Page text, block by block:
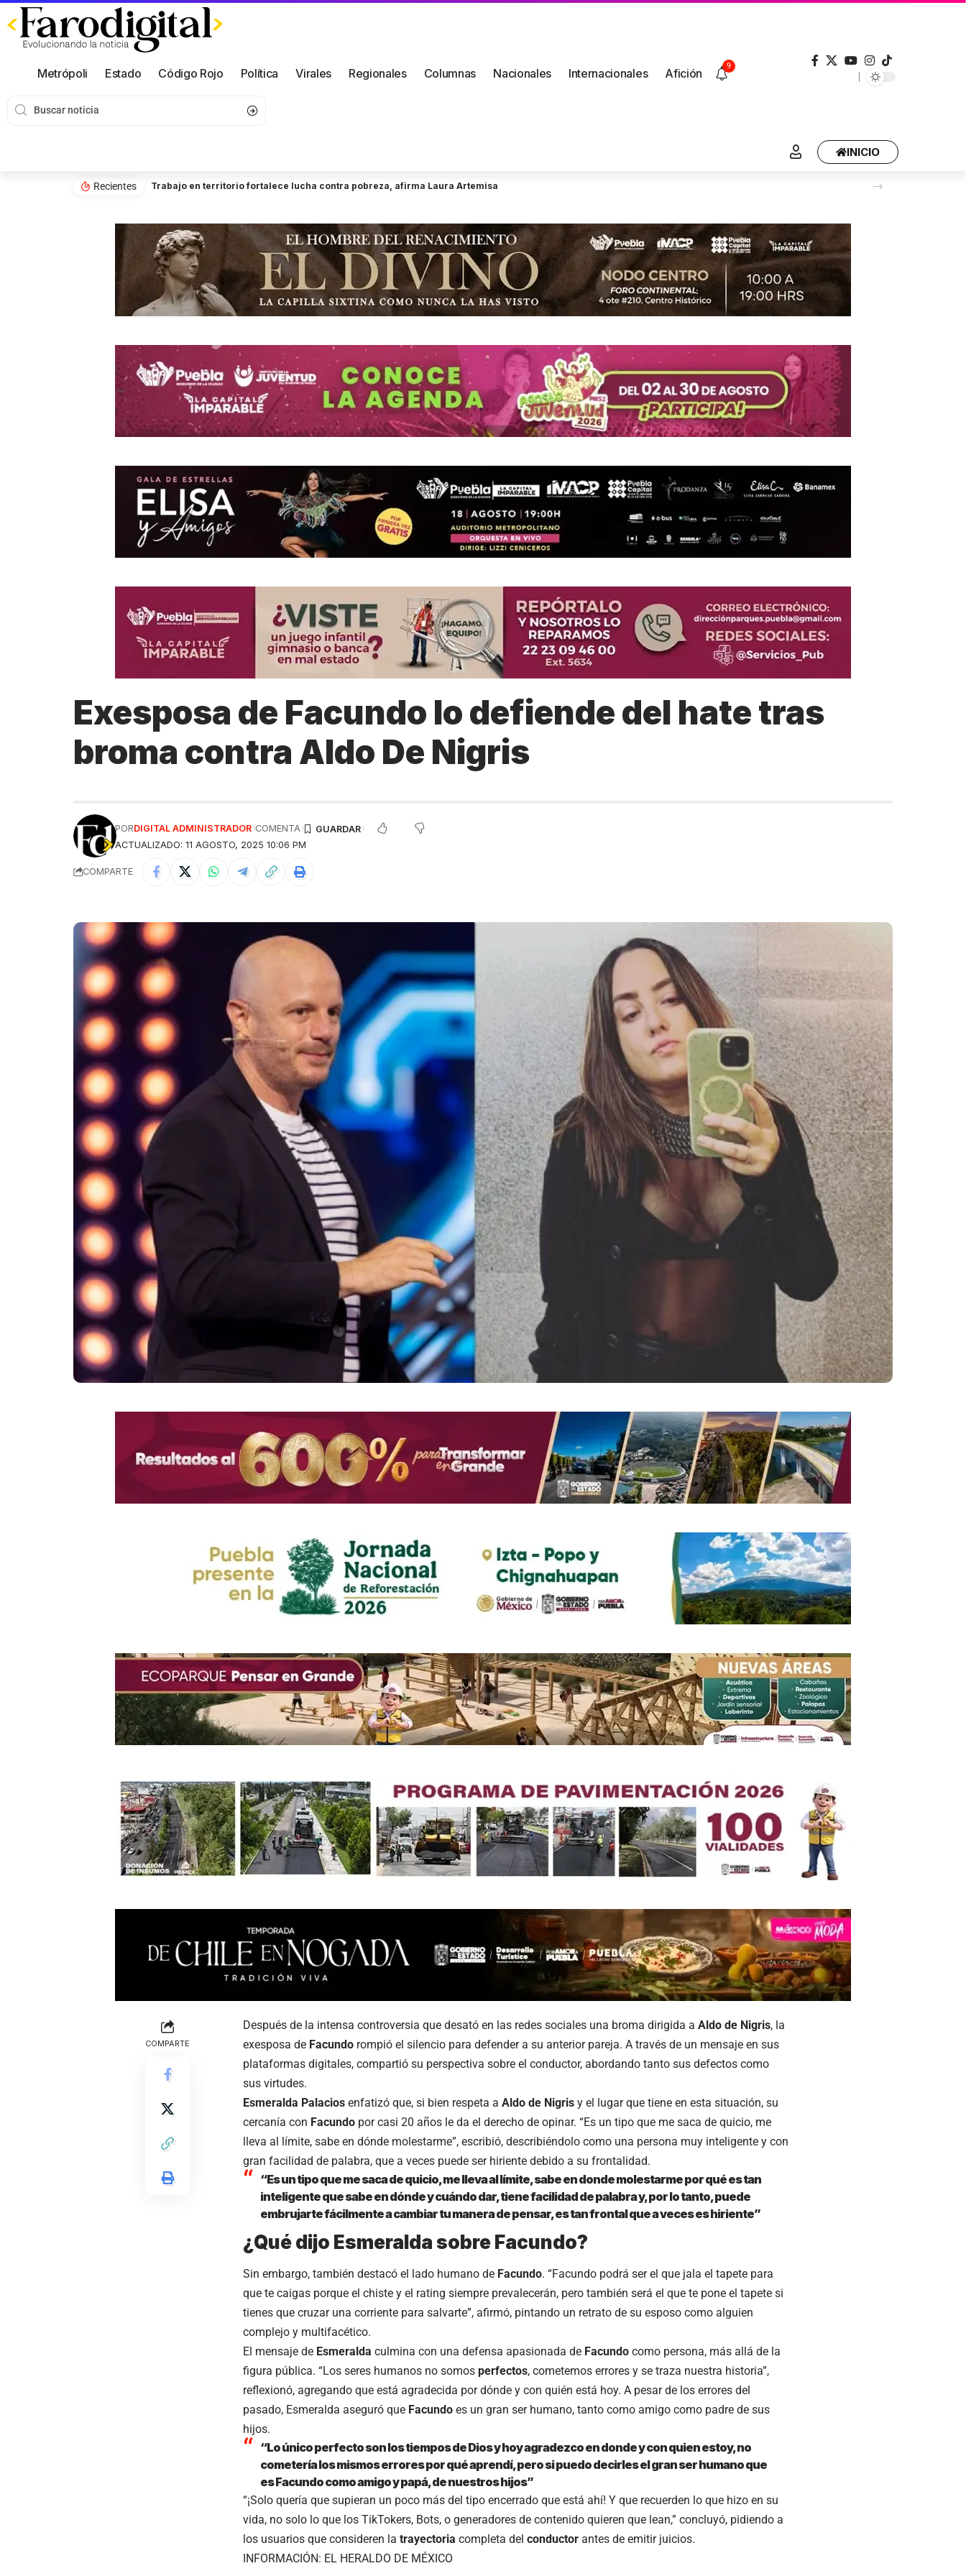
Metrópoli Estado Código Rojo Política Virales Regionales Columnas Nacionales Internacionales Afición
9
INICIO
Recientes Trabajo en territorio fortalece lucha contra pobreza, afirma Laura Artemisa
Exesposa de Facundo lo defiende del hate tras
broma contra Aldo De Nigris
ACTUALIZADO: 11 AGOSTO, 2025 10:06 PM
PORDIGITAL ADMINISTRADOR COMENTA
COMPARTE
COMPARTE
Después de la intensa controversia que desató en las redes sociales una broma dirigida a Aldo de Nigris, la
exesposa de Facundo rompió el silencio para defender a su anterior pareja. A través de un mensaje en sus
plataformas digitales, compartió su perspectiva sobre el conductor, abordando tanto sus defectos como
sus virtudes.
Esmeralda Palacios enfatizó que, si bien respeta a Aldo de Nigris y el lugar que tiene en esta situación, su
cercanía con Facundo por casi 20 años le da el derecho de opinar. “Es un tipo que me saca de quicio, me
lleva al límite, sabe en dónde molestarme”, escribió, describiéndolo como una persona muy inteligente y con
gran facilidad de palabra, que a veces puede ser hiriente debido a su frontalidad.
“Es un tipo que me saca de quicio, me lleva al límite, sabe en donde molestarme por qué es tan
inteligente que sabe en dónde y cuándo dar, tiene facilidad de palabra y, por lo tanto, puede
embrujarte fácilmente a cambiar tu manera de pensar, es tan frontal que a veces es hiriente”
¿Qué dijo Esmeralda sobre Facundo?
Sin embargo, también destacó el lado humano de Facundo. “Facundo podrá ser el que jala el tapete para
que te caigas porque el chiste y el rating siempre prevalecerán, pero también será el que te pone el tapete si
tienes que cruzar una corriente para salvarte”, afirmó, pintando un retrato de su esposo como alguien
complejo y multifacético.
El mensaje de Esmeralda culmina con una defensa apasionada de Facundo como persona, más allá de la
figura pública. “Los seres humanos no somos perfectos, cometemos errores y se traza nuestra historia”,
reflexionó, agregando que está agradecida por dónde y con quién está hoy. A pesar de los errores del
pasado, Esmeralda aseguró que Facundo es un gran ser humano, tanto como amigo como padre de sus
hijos.
“Lo único perfecto son los tiempos de Dios y hoy agradezco en donde y con quien estoy, no
cometería los mismos errores por qué aprendí, pero si puedo decirles el gran ser humano que
es Facundo como amigo y papá, de nuestros hijos”
“¡Solo quería que supieran un poco más del tipo encerrado que está ahí! Y que recuerden lo que hizo en su
vida, no solo lo que los TikTokers, Bots, o generadores de contenido quieren que lean,” concluyó, pidiendo a
los usuarios que consideren la trayectoria completa del conductor antes de emitir juicios.
INFORMACIÓN: EL HERALDO DE MÉXICO